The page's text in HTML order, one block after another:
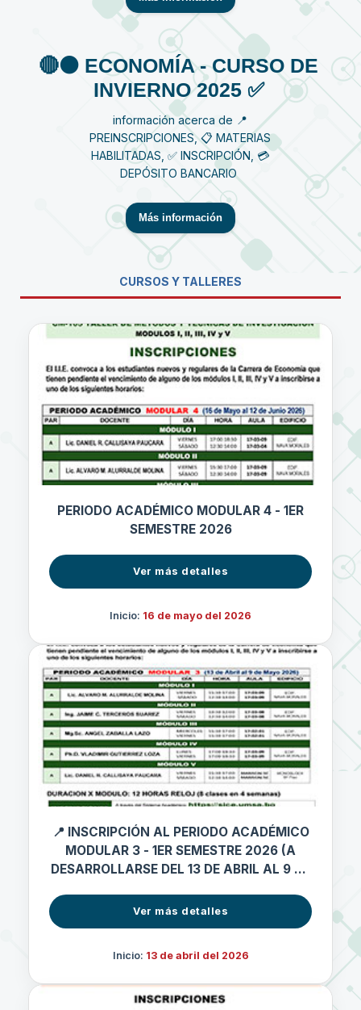
🔴⚫️ ECONOMÍA - CURSO DE
INVIERNO 2025 ✅
información acerca de 📍
PREINSCRIPCIONES, 📋 MATERIAS
HABILITADAS, ✅ INSCRIPCIÓN, 💳
DEPÓSITO BANCARIO
Más información
CURSOS Y TALLERES
PERIODO ACADÉMICO MODULAR 4 - 1ER
SEMESTRE 2026
Ver más detalles
Inicio: 16 de mayo del 2026
📍 INSCRIPCIÓN AL PERIODO ACADÉMICO
MODULAR 3 - 1ER SEMESTRE 2026 (A
DESARROLLARSE DEL 13 DE ABRIL AL 9 DE
Ver más detalles
Inicio: 13 de abril del 2026